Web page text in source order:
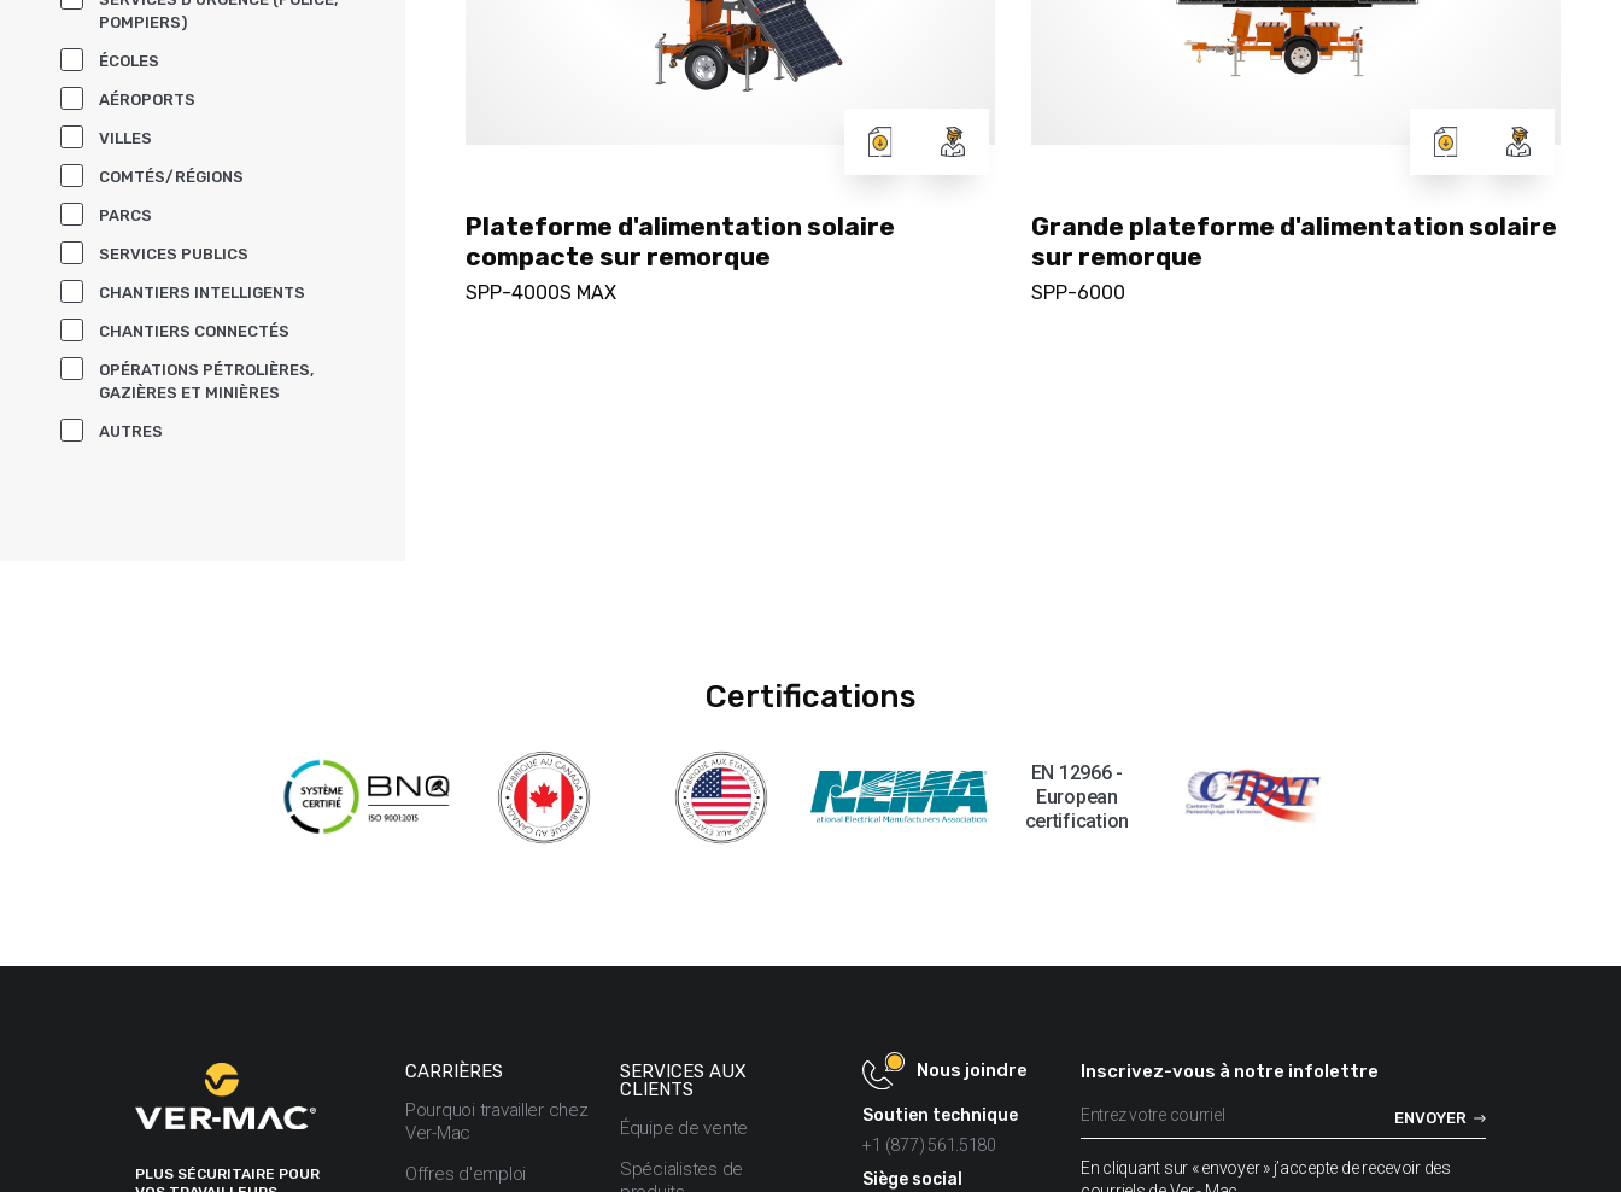
POMPIERS)
ÉCOLES
AÉROPORTS
VILLES
COMTÉS/RÉGIONS
PARCS
SERVICES PUBLICS
CHANTIERS INTELLIGENTS
CHANTIERS CONNECTÉS
OPÉRATIONS PÉTROLIÈRES,
GAZIÈRES ET MINIÈRES
AUTRES
Plateforme d'alimentation solaire
compacte sur remorque
SPP-4000S MAX
Grande plateforme d'alimentation solaire
sur remorque
SPP-6000
Certifications
EN 12966 -
European
certification
PLUS SÉCURITAIRE POUR
CARRIÈRES
Pourquoi travailler chez
Ver-Mac
Offres d'emploi
SERVICES AUX
CLIENTS
Équipe de vente
Spécialistes de
Nous joindre
Soutien technique
+1 (877) 561.5180
Siège social
Inscrivez-vous à notre infolettre
En cliquant sur « envoyer » j’accepte de recevoir des